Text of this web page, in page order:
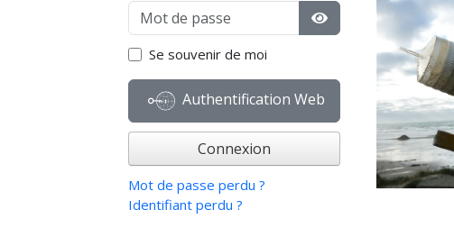
Mot de passe
Afficher le mot de
Se souvenir de moi
Authentification Web
Connexion
Mot de passe perdu ?
Identifiant perdu ?